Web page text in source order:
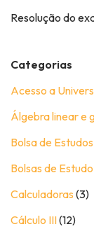
Resolução do
Categorias
Acesso a
Álgebra linear e
Bolsa de Estudos
Bolsas de Estudo
Calculadoras (3)
Cálculo III(12)